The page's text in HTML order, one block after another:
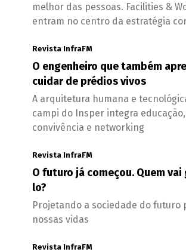
melhor das pessoas. Facilities &
entram no centro da estratégia
Revista InfraFM
O engenheiro que também
cuidar de prédios vivos
A arquitetura humana e
campi do Insper integra educação,
convivência e networking
Revista InfraFM
O futuro já começou. Quem vai
lo?
Projetando a sociedade do futuro
nossas vidas
Revista InfraFM